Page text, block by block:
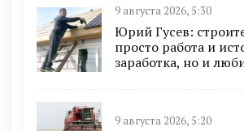
9 августа 2026, 5:30
Юрий Гусев:
просто работа и
заработка, но и
9 августа 2026, 5:20